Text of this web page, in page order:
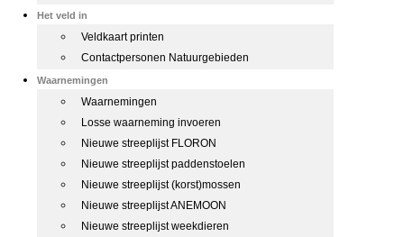
Het veld in
Veldkaart printen
Contactpersonen Natuurgebieden
Waarnemingen
Waarnemingen
Losse waarneming invoeren
Nieuwe streeplijst FLORON
Nieuwe streeplijst paddenstoelen
Nieuwe streeplijst (korst)mossen
Nieuwe streeplijst ANEMOON
Nieuwe streeplijst weekdieren